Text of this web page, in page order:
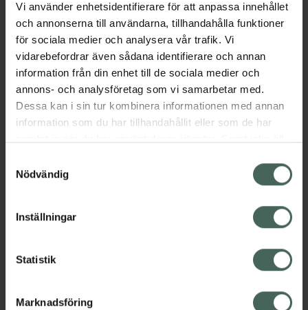
Vi använder enhetsidentifierare för att anpassa innehållet
och annonserna till användarna, tillhandahålla funktioner
för sociala medier och analysera vår trafik. Vi
vidarebefordrar även sådana identifierare och annan
information från din enhet till de sociala medier och
annons- och analysföretag som vi samarbetar med.
Dessa kan i sin tur kombinera informationen med annan
information som du har tillhandahållit eller som de har
återkalla ditt samtycke via webbplatsens
cookieinställningar. Ett återkallat samtycke påverkar inte
lagligheten av behandling som skett innan återkallelsen.
Nödvändig
Inställningar
Statistik
Marknadsföring
Aktuella erbjudanden
Beskrivning Dölj
EAN: 03838989759650
syd till Lappland i norr, och online i mobilen och på
datorn. Oavsett vem du är så är det vårt uppdrag att
hjälpa just dig att må lite bättre. Välkommen att prata
med oss.
Kundservice